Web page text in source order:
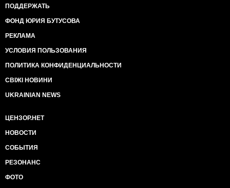
ПОДДЕРЖАТЬ
ФОНД ЮРИЯ БУТУСОВА
РЕКЛАМА
УСЛОВИЯ ПОЛЬЗОВАНИЯ
ПОЛИТИКА КОНФИДЕНЦИАЛЬНОСТИ
СВІЖІ НОВИНИ
UKRAINIAN NEWS
ЦЕНЗОР.НЕТ
НОВОСТИ
СОБЫТИЯ
РЕЗОНАНС
ФОТО